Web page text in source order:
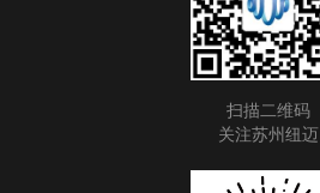
扫描二维码
关注苏州纽迈